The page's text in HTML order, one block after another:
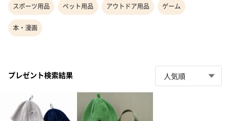
スポーツ用品 ペット用品 アウトドア用品 ゲーム
本・漫画
プレゼント検索結果